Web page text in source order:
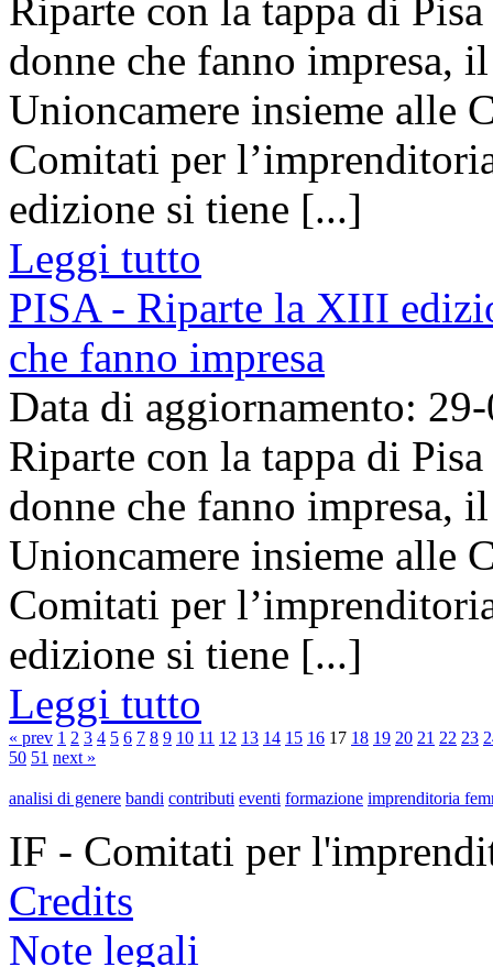
Riparte con la tappa di
donne che fanno impresa,
Unioncamere insieme alle
Comitati per
edizione si tiene [...]
Leggi tutto
PISA - Riparte la XIII
che fanno impresa
Data di aggiornamento:
Riparte con la tappa di
donne che fanno impresa,
Unioncamere insieme alle
Comitati per
edizione si tiene [...]
Leggi tutto
« prev 1 2 3 4 5 6 7 8 9 10 11 12 13 14 15 16 17 18 19 20 21 22 23
50 51 next »
analisi di genere bandi contributi eventi formazione imprenditoria
IF - Comitati per
Credits
Note legali